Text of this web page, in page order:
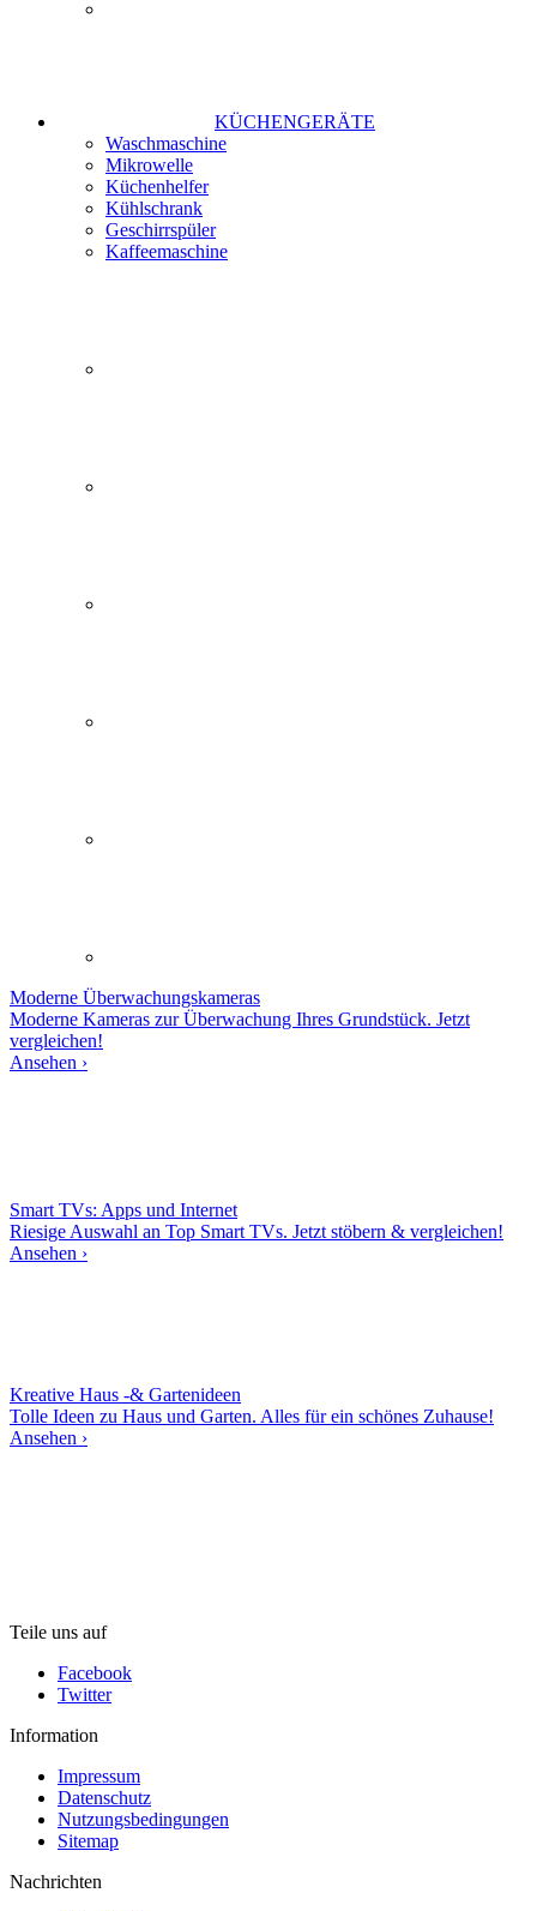
KÜCHENGERÄTE
Waschmaschine
Mikrowelle
Küchenhelfer
Kühlschrank
Geschirrspüler
Kaffeemaschine
Moderne Überwachungskameras
Moderne Kameras zur Überwachung Ihres Grundstück. Jetzt
vergleichen!
Ansehen ›
Smart TVs: Apps und Internet
Riesige Auswahl an Top Smart TVs. Jetzt stöbern & vergleichen!
Ansehen ›
Kreative Haus -& Gartenideen
Tolle Ideen zu Haus und Garten. Alles für ein schönes Zuhause!
Ansehen ›
Teile uns auf
Facebook
Twitter
Information
Impressum
Datenschutz
Nutzungsbedingungen
Sitemap
Nachrichten